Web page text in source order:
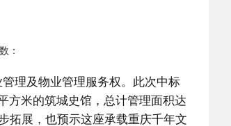
：
理及物业管理服务权。此次中标
方米的筑城史馆，总计管理面积达
拓展，也预示这座承载重庆千年文